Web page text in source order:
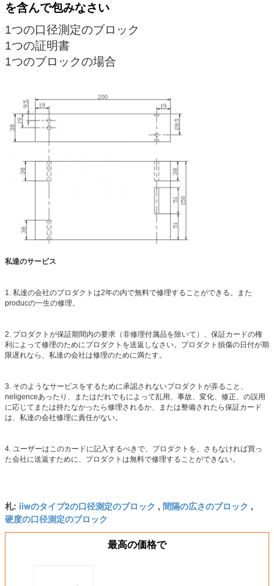
を含んで包みなさい
1つの口径測定のブロック
1つの証明書
1つのブロックの場合
私達のサービス
1. 私達の会社のプロダクトは2年の内で無料で修理することができる。また
producの一生の修理。
2. プロダクトが保証期間内の要求（非修理付属品を除いて）、保証カードの権
利によって修理のためにプロダクトを送返しなさい。プロダクト損傷の日付が期
限遅れなら、私達の会社は修理のために満たす。
3. そのようなサービスをするために承認されないプロダクトが弄ること、
neligenceあったり、またはだれでもによって乱用、事故、変化、修正、の誤用
に応じてまたは持たなかったら修理されるか、または整備されたら保証カード
は、私達の会社修理に責任がない。
4. ユーザーはこのカードに記入するべきで、プロダクトを、さもなければ買っ
た会社に送返すために、プロダクトは無料で修理することができない。
札: iiwのタイプ2の口径測定のブロック , 間隔の広さのブロック ,
硬度の口径測定のブロック
最高の価格で